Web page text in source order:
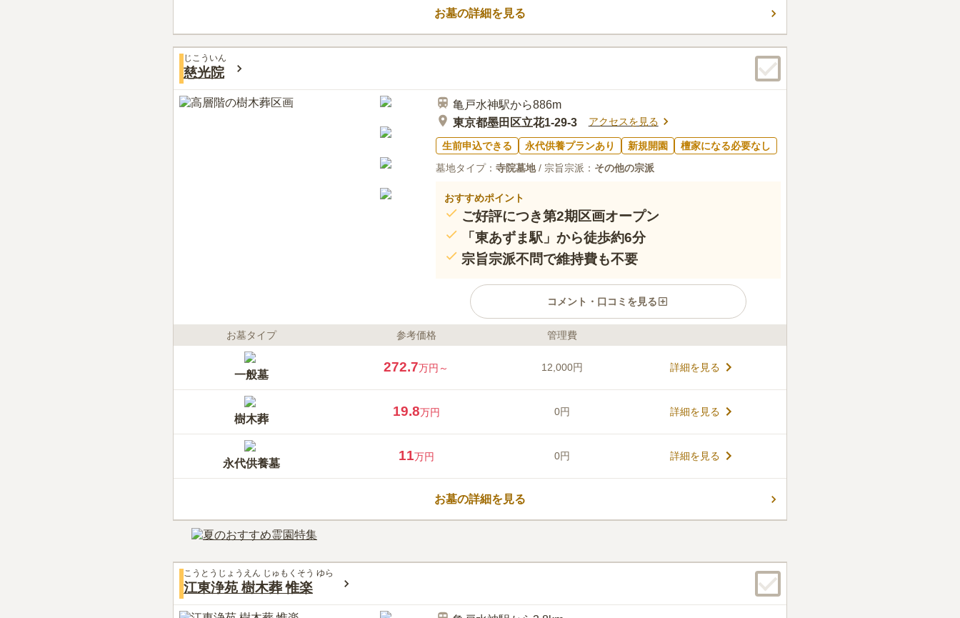
400年以上もの歴史があります。また2022年には新しい区画が設立
されたため、幅広いプランの中からお墓を選ぶことができます。
お墓の詳細を見る
じこういん
慈光院
亀戸水神駅から886m
東京都墨田区立花1-29-3
アクセスを見る
生前申込できる 永代供養プランあり 新規開園
檀家になる必要なし
墓地タイプ： 寺院墓地/ 宗旨宗派： その他の宗派
おすすめポイント
ご好評につき第2期区画オープン
「東あずま駅」から徒歩約6分
宗旨宗派不問で維持費も不要
コメント・口コミを見る
ライフドット編集部のコメント
「東あずま駅」「亀戸水神駅」の2駅からアクセスできます。蔵
前橋通り・丸八通りも近くにあり駐車場も完備しているので、
院の創建年は不明ですが、1617年の位牌があることから400年
以上の歴史があることが伺えます。 また、歴史ある慈光院に新
しく樹木葬・永代供養墓が開苑されました。幅広いプランから
してくれるので、安心してお任せできます。
口コミ評価
この霊園はまだ誰からも評価されていません。
お墓タイプ 参考価格 管理費
一般墓
272.7万円～ 12,000円 詳細を見る
樹木葬
19.8万円 0円 詳細を見る
永代供養墓
11万円 0円 詳細を見る
お墓の詳細を見る
こうとうじょうえん じゅもくそう ゆら
江東浄苑 樹木葬 惟楽